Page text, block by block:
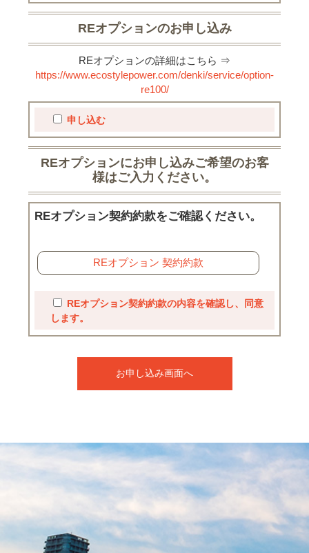
REオプションのお申し込み
REオプションの詳細はこちら ⇒
https://www.ecostylepower.com/denki/service/option-
re100/
申し込む
REオプションにお申し込みご希望のお客
様はご入力ください。
REオプション契約約款をご確認ください。
REオプション 契約約款
REオプション契約約款の内容を確認し、同意
します。